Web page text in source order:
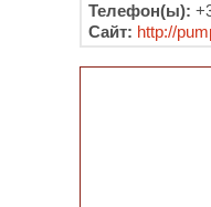
Телефон(ы):
Сайт: http://